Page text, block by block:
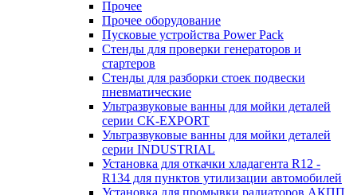
Прочее
Прочее оборудование
Пусковые устройства Power Pack
Стенды для проверки генераторов и
стартеров
Стенды для разборки стоек подвески
пневматические
Ультразвуковые ванны для мойки деталей
серии CK-EXPORT
Ультразвуковые ванны для мойки деталей
серии INDUSTRIAL
Установка для откачки хладагента R12 -
R134 для пунктов утилизации автомобилей
Установка для промывки радиаторов АКПП